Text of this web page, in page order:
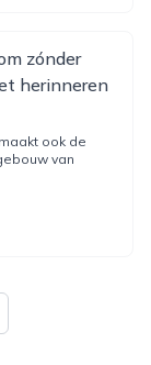
zónder
herinneren
ook de
van